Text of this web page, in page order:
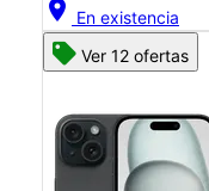
location_on En existencia
Ver 12 ofertas